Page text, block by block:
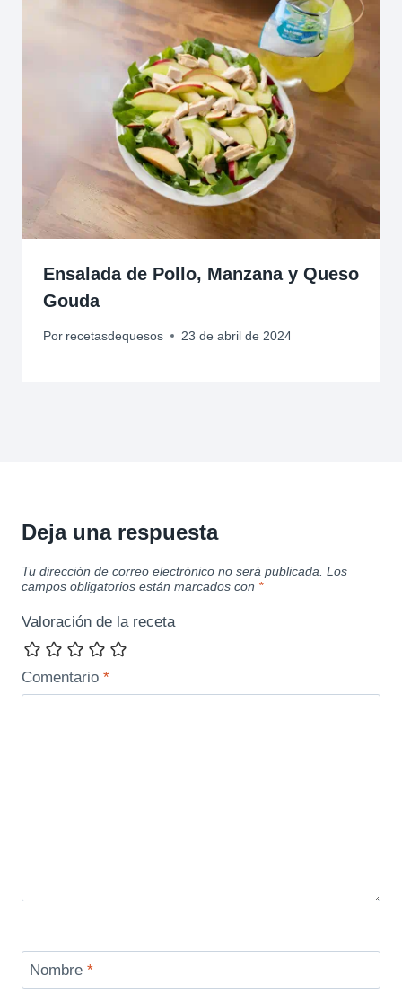
Ensalada de Pollo, Manzana y Queso
Gouda
Por recetasdequesos 23 de abril de 2024
Deja una respuesta
Tu dirección de correo electrónico no será publicada. Los
campos obligatorios están marcados con *
Valoración de la receta
Comentario *
Nombre *